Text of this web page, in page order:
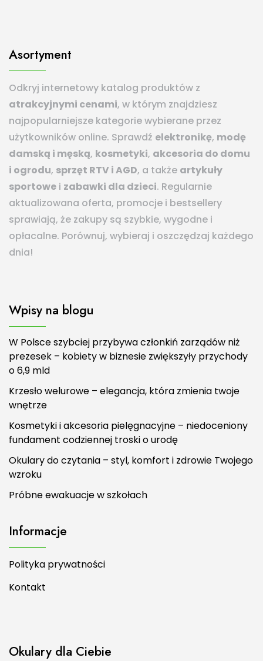
Asortyment
Odkryj internetowy katalog produktów z
atrakcyjnymi cenami, w którym znajdziesz
najpopularniejsze kategorie wybierane przez
użytkowników online. Sprawdź elektronikę, modę
damską i męską, kosmetyki, akcesoria do domu
i ogrodu, sprzęt RTV i AGD, a także artykuły
sportowe i zabawki dla dzieci. Regularnie
aktualizowana oferta, promocje i bestsellery
sprawiają, że zakupy są szybkie, wygodne i
opłacalne. Porównuj, wybieraj i oszczędzaj każdego
dnia!
Wpisy na blogu
W Polsce szybciej przybywa członkiń zarządów niż
prezesek – kobiety w biznesie zwiększyły przychody
o 6,9 mld
Krzesło welurowe – elegancja, która zmienia twoje
wnętrze
Kosmetyki i akcesoria pielęgnacyjne – niedoceniony
fundament codziennej troski o urodę
Okulary do czytania – styl, komfort i zdrowie Twojego
wzroku
Próbne ewakuacje w szkołach
Informacje
Polityka prywatności
Kontakt
Okulary dla Ciebie